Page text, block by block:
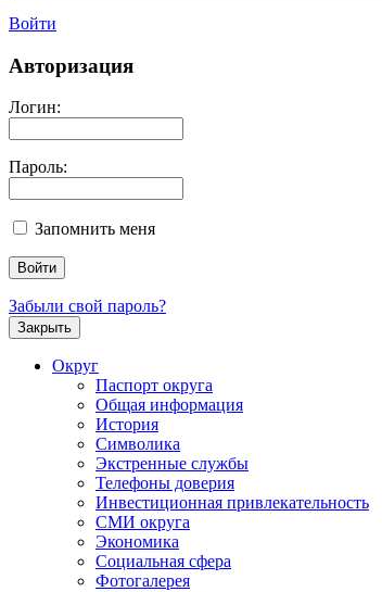
Войти
Авторизация
Логин:
Пароль:
Запомнить меня
Забыли свой пароль?
Закрыть
Округ
Паспорт округа
Общая информация
История
Символика
Экстренные службы
Телефоны доверия
Инвестиционная привлекательность
СМИ округа
Экономика
Социальная сфера
Фотогалерея